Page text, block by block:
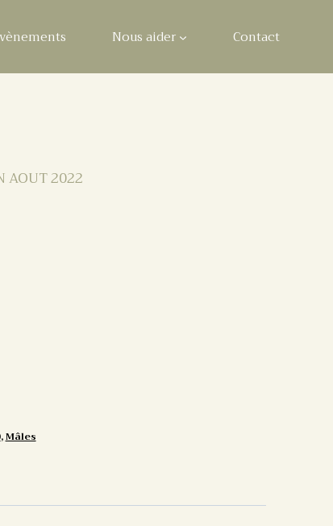
Nous aider Contact
AOUT 2022
,Mâles